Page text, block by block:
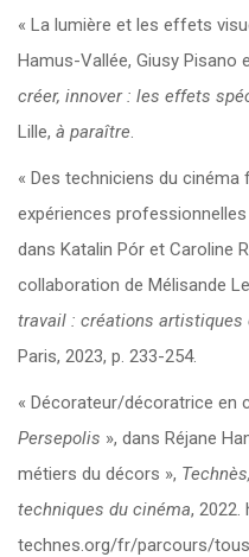
« La lumière et les effets
Hamus-Vallée, Giusy Pisano
créer, innover : les effets
Lille, à paraître.
« Des techniciens du cinéma
expériences
dans Katalin Pór et Caroline
collaboration de Mélisande
travail : créations
Paris, 2023, p. 233-254.
« Décorateur/décoratrice en
Persepolis », dans Réjane
métiers du décors »,
techniques du cinéma,
technes.org/fr/parcours/